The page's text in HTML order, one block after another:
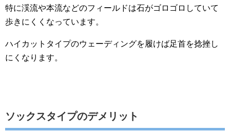
特に渓流や本流などのフィールドは石がゴロゴロしていて
歩きにくくなっています。
ハイカットタイプのウェーディングを履けば足首を捻挫し
にくなります。
ソックスタイプのデメリット